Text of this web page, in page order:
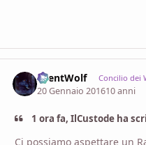
SilentWolf Concilio dei
20 Gennaio 201610 anni
1 ora fa, IlCustode ha
Ci possiamo aspettare un